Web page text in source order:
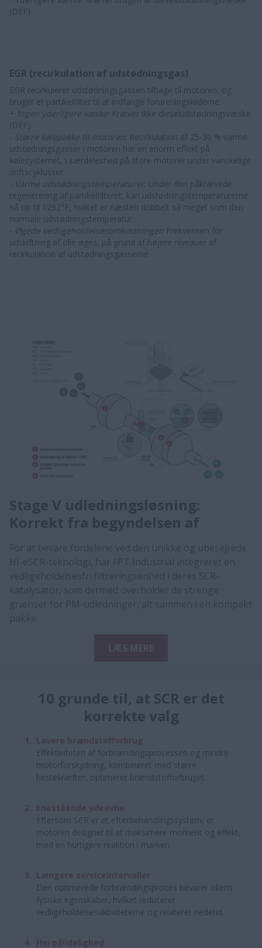
(DEF).
EGR (recirkulation af udstødningsgas)
EGR recirkulerer udstødningsgassen tilbage til motoren, og
bruger et partikelfilter til at indfange forureningskilderne.
+ Ingen yderligere væske : Kræver ikke dieseludstødningsvæske
(DEF).
- Større kølepakke til motoren : Recirkulation af 25-30 % varme
udstødningsgasser i motoren har en enorm effekt på
kølesystemet, i særdeleshed på store motorer under vanskelige
driftscyklusser.
- Varme udstødningstemperaturer : Under den påkrævede
regenerering af partikelfilteret, kan udstødningstemperaturerne
nå op til 1292°F, hvilket er næsten dobbelt så meget som den
normale udstødningstemperatur.
- Øgede vedligeholdelsesomkostninger : Frekvensen for
udskiftning af olie øges, på grund af højere niveauer af
recirkulation af udstødningsgasserne
Stage V udledningsløsning:
Korrekt fra begyndelsen af
10 grunde til, at SCR er det
korrekte valg
Effektiviteten af forbrændingsprocessen og mindre
motorforskydning, kombineret med større
hestekræfter, optimerer brændstofforbruget.
Eftersom SCR er et efterbehandlingssystem, er
motoren designet til at maksimere moment og effekt,
med en hurtigere reaktion i marken.
Den optimerede forbrændingsproces bevarer oliens
fysiske egenskaber, hvilket reducerer
vedligeholdelsesaktiviteterne og relateret nedetid.